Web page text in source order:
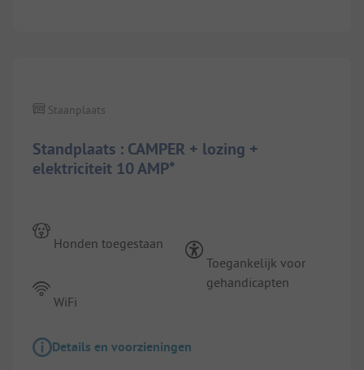
Standplaats : CAMPER + lozing +
elektriciteit 10 AMP*
Staanplaats
Honden toegestaan
WiFi
Toegankelijk voor
gehandicapten
Details en voorzieningen